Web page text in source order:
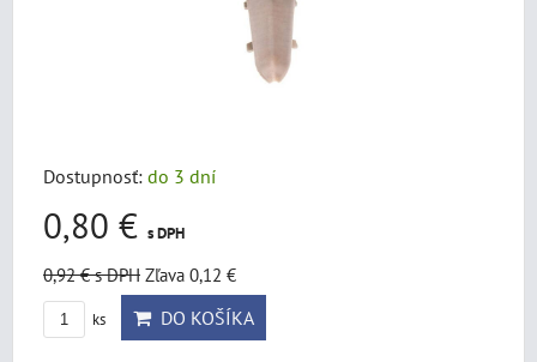
Dostupnosť: do 3 dní
0,80 € s DPH
0,92 €s DPH Zľava 0,12 €
ks DO KOŠÍKA